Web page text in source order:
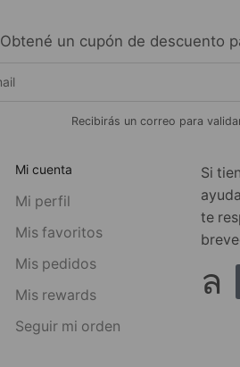
Obtené un cupón de descuento
Recibirás un correo para
Mi cuenta
Mi perfil
Mis favoritos
Mis pedidos
Mis rewards
Seguir mi orden
Si
te